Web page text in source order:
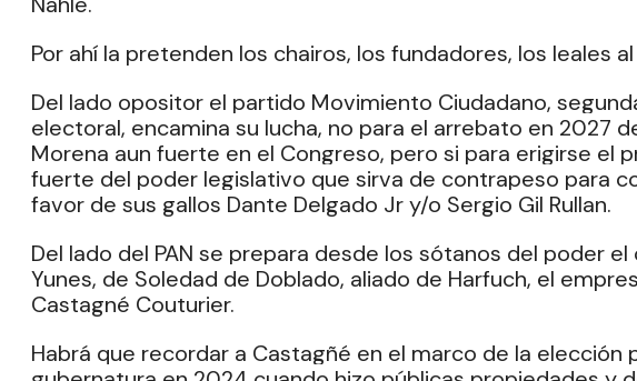
Por ahí la pretenden los chairos, los fundadores, los leales
Del lado opositor el partido Movimiento Ciudadano,
electoral, encamina su lucha, no para el arrebato en 2027
Morena aun fuerte en el Congreso, pero si para erigirse el
fuerte del poder legislativo que sirva de contrapeso para
favor de sus gallos Dante Delgado Jr y/o Sergio Gil Rullan.
Del lado del PAN se prepara desde los sótanos del poder
Yunes, de Soledad de Doblado, aliado de Harfuch, el
Castagné Couturier.
Habrá que recordar a Castagñé en el marco de la elección